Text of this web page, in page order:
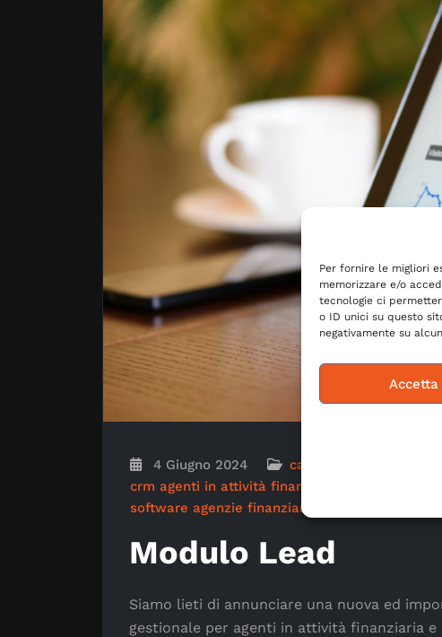
Per fornire le migliori
memorizzare e/o
tecnologie ci
o ID unici su questo
negativamente su
Accetta
4 Giugno 2024 carousel
crm agenti in attività finanziaria
software agenzie finanziarie
Modulo Lead
Siamo lieti di annunciare una nuova ed
gestionale per agenti in attività finanziaria